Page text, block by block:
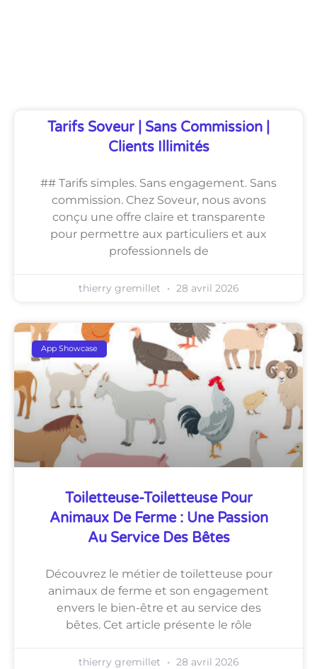
Tarifs Soveur | Sans Commission |
Clients Illimités
## Tarifs simples. Sans engagement. Sans
commission. Chez Soveur, nous avons
conçu une offre claire et transparente
pour permettre aux particuliers et aux
professionnels de
thierry gremillet 28 avril 2026
App Showcase
Toiletteuse-Toiletteuse Pour
Animaux De Ferme : Une Passion
Au Service Des Bêtes
Découvrez le métier de toiletteuse pour
animaux de ferme et son engagement
envers le bien-être et au service des
bêtes. Cet article présente le rôle
thierry gremillet 28 avril 2026